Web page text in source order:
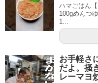
ハマごはん
100gめんつ
1...
お手軽さ
だよ。掻
レーマヨ